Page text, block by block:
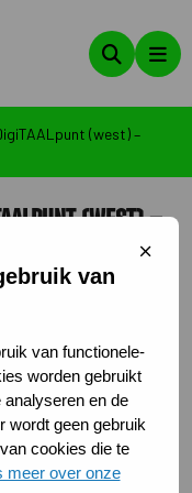
van
van functionele-
worden gebruikt
en de
wordt geen gebruik
cookies die te
meer over onze
Sluit
Zoeken
(west) –
(west) –
West
samen met een
en meer leren